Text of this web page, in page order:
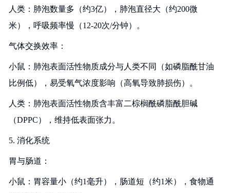
人类：肺泡数量多（约3亿），肺泡直径大（约200微
米），呼吸频率慢（12-20次/分钟）。
气体交换效率：
小鼠：肺泡表面活性物质成分与人类不同（如磷脂酰甘油
比例低），易受氧气浓度影响（高氧导致肺损伤）。
人类：肺泡表面活性物质含丰富二棕榈酰磷脂酰胆碱
（DPPC），维持低表面张力。
5. 消化系统
胃与肠道：
小鼠：胃容量小（约1毫升），肠道短（约1米），食物通